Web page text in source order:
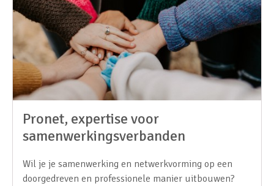
Pronet, expertise voor
samenwerkingsverbanden
Wil je je samenwerking en netwerkvorming op een
doorgedreven en professionele manier uitbouwen?